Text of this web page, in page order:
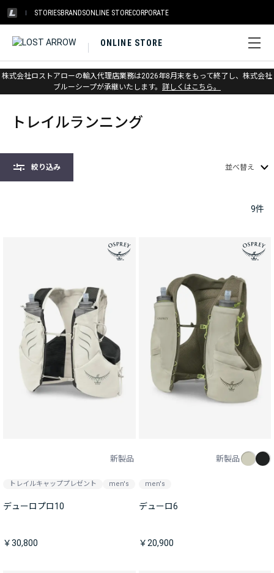
STORIESBRANDSONLINE STORECORPORATE
ONLINE STORE
株式会社ロストアローの輸入代理店業務は2026年8月末をもって終了し、株式会社
ブルーシープが承継いたします。 詳しくはこちら。
ホーム > バックパック > トレイルランニング
トレイルランニング
絞り込み 並べ替え
9件
新製品
トレイルキャッププレゼント men's
デューロプロ10
￥30,800
新製品
men's
デューロ6
￥20,900